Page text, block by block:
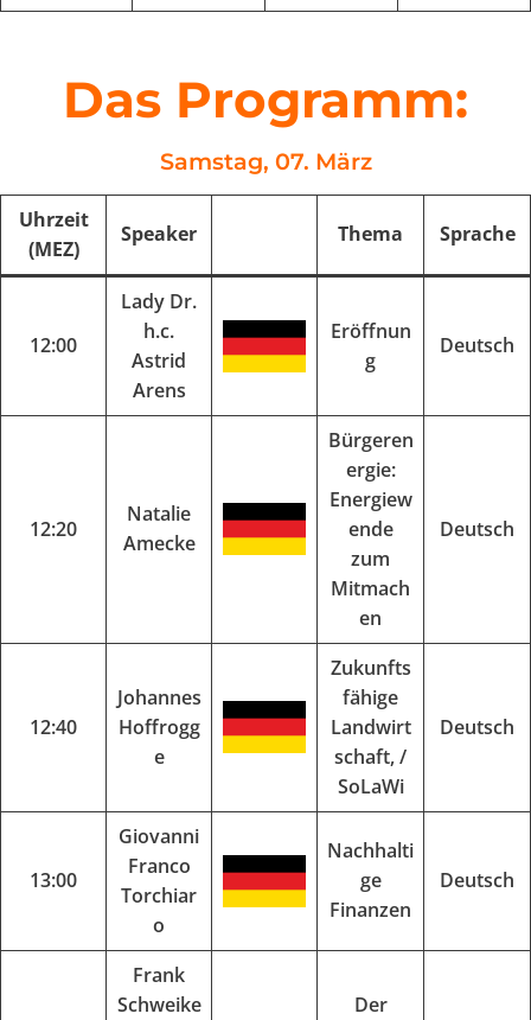
Das Programm:
Samstag, 07. März
Uhrzeit
(MEZ)
Speaker Thema Sprache
12:00
Lady Dr.
h.c.
Astrid
Arens
Eröffnun
g
Deutsch
12:20
Natalie
Amecke
Bürgeren
ergie:
Energiew
ende
zum
Mitmach
en
Deutsch
12:40
Johannes
Hoffrogg
e
Zukunfts
fähige
Landwirt
schaft, /
SoLaWi
Deutsch
13:00
Giovanni
Franco
Torchiar
o
Nachhalti
ge
Finanzen
Deutsch
Frank
Schweike
Der